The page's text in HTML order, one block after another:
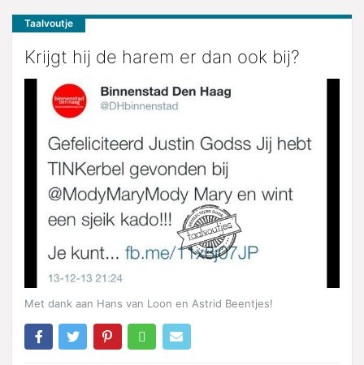
Taalvoutje
Krijgt hij de harem er dan ook bij?
Met dank aan Hans van Loon en Astrid Beentjes!